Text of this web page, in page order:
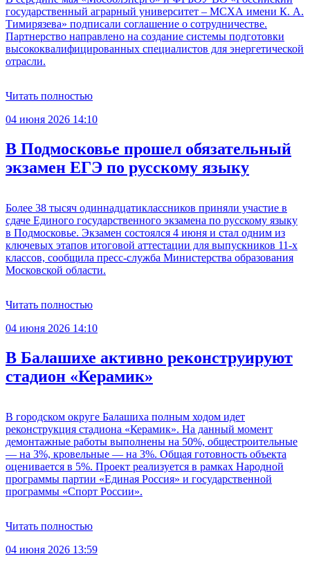
государственный аграрный университет – МСХА имени К. А.
Тимирязева» подписали соглашение о сотрудничестве.
Партнерство направлено на создание системы подготовки
высококвалифицированных специалистов для энергетической
отрасли.
Читать полностью
04 июня 2026 14:10
В Подмосковье прошел обязательный
экзамен ЕГЭ по русскому языку
Более 38 тысяч одиннадцатиклассников приняли участие в
сдаче Единого государственного экзамена по русскому языку
в Подмосковье. Экзамен состоялся 4 июня и стал одним из
ключевых этапов итоговой аттестации для выпускников 11-х
классов, сообщила пресс-служба Министерства образования
Московской области.
Читать полностью
04 июня 2026 14:10
В Балашихе активно реконструируют
стадион «Керамик»
В городском округе Балашиха полным ходом идет
реконструкция стадиона «Керамик». На данный момент
демонтажные работы выполнены на 50%, общестроительные
— на 3%, кровельные — на 3%. Общая готовность объекта
оценивается в 5%. Проект реализуется в рамках Народной
программы партии «Единая Россия» и государственной
программы «Спорт России».
Читать полностью
04 июня 2026 13:59